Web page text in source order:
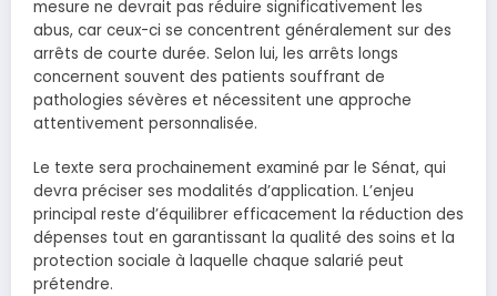
mesure ne devrait pas réduire significativement les
abus, car ceux-ci se concentrent généralement sur des
arrêts de courte durée. Selon lui, les arrêts longs
concernent souvent des patients souffrant de
pathologies sévères et nécessitent une approche
attentivement personnalisée.
Le texte sera prochainement examiné par le Sénat, qui
devra préciser ses modalités d’application. L’enjeu
principal reste d’équilibrer efficacement la réduction des
dépenses tout en garantissant la qualité des soins et la
protection sociale à laquelle chaque salarié peut
prétendre.